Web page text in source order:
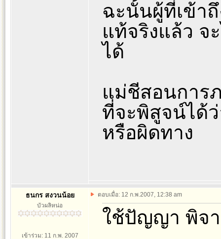
ฉะนั้นผู้ที่เข้า
แท้จริงแล้ว จ
ได้
แม่ชีสอนการ
ที่จะพิสูจน์ได้
หรือผิดทาง
ธนกร สงวนน้อย
บัวผลิหน่อ
เข้าร่วม: 11 ก.พ. 2007
ตอบเมื่อ: 12 ก.พ.2007, 12:38 am
ใช้ปัญญา พิจา